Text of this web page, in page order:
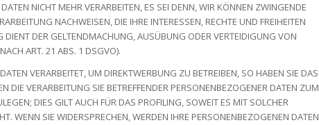
NICHT MEHR VERARBEITEN, ES SEI DENN, WIR KÖNNEN ZWINGENDE
NACHWEISEN, DIE IHRE INTERESSEN, RECHTE UND FREIHEITEN
DIENT DER GELTENDMACHUNG, AUSÜBUNG ODER VERTEIDIGUNG VON
ART. 21 ABS. 1 DSGVO).
VERARBEITET, UM DIREKTWERBUNG ZU BETREIBEN, SO HABEN SIE DAS
DIE VERARBEITUNG SIE BETREFFENDER PERSONENBEZOGENER DATEN ZUM
DIES GILT AUCH FÜR DAS PROFILING, SOWEIT ES MIT SOLCHER
WENN SIE WIDERSPRECHEN, WERDEN IHRE PERSONENBEZOGENEN DATEN